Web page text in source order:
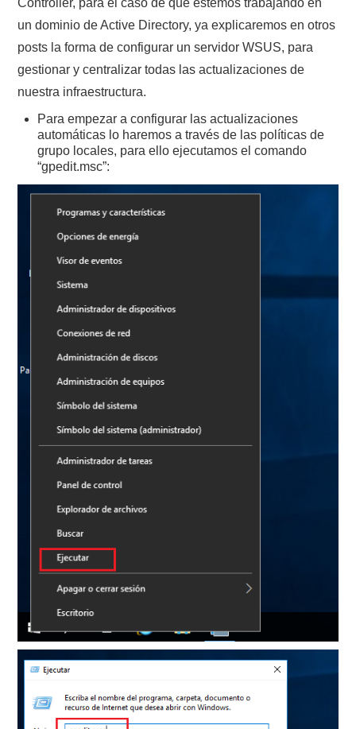
Controller, para el caso de que estemos trabajando en
un dominio de Active Directory, ya explicaremos en otros
posts la forma de configurar un servidor WSUS, para
gestionar y centralizar todas las actualizaciones de
nuestra infraestructura.
Para empezar a configurar las actualizaciones
automáticas lo haremos a través de las políticas de
grupo locales, para ello ejecutamos el comando
“gpedit.msc”: